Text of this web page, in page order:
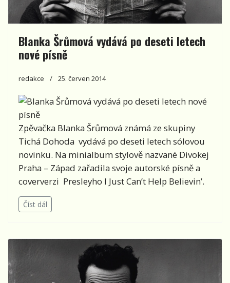
Blanka Šrůmová vydává po deseti letech
nové písně
redakce 25. červen 2014
Zpěvačka Blanka Šrůmová známá ze skupiny
Tichá Dohoda vydává po deseti letech sólovou
novinku. Na minialbum stylově nazvané Divokej
Praha – Západ zařadila svoje autorské písně a
coververzi Presleyho I Just Can’t Help Believin’.
Číst dál